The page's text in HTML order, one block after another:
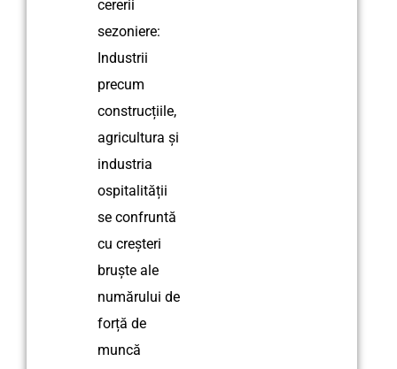
cererii
sezoniere:
Industrii
precum
construcțiile,
agricultura și
industria
ospitalității
se confruntă
cu creșteri
bruște ale
numărului de
forță de
muncă